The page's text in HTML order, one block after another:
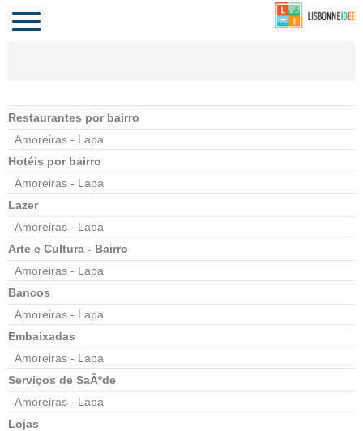
PORTUGAL
Toggle
navigation
Restaurantes por bairro
Amoreiras - Lapa
Hotéis por bairro
Amoreiras - Lapa
Lazer
Amoreiras - Lapa
Arte e Cultura - Bairro
Amoreiras - Lapa
Bancos
Amoreiras - Lapa
Embaixadas
Amoreiras - Lapa
Serviços de SaÃºde
Amoreiras - Lapa
Lojas